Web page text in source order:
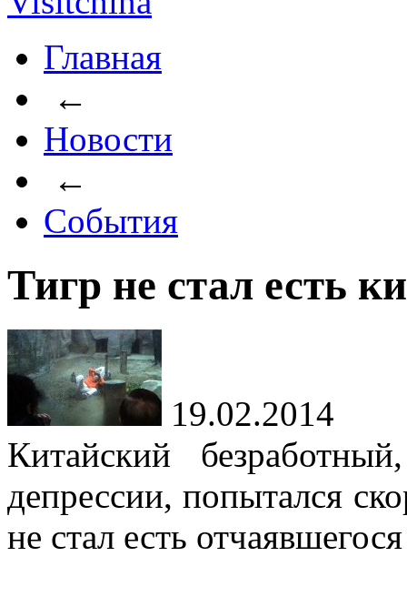
Главная
←
Новости
←
События
Тигр не стал есть
19.02.2014
Китайский
депрессии, попытался
не стал есть